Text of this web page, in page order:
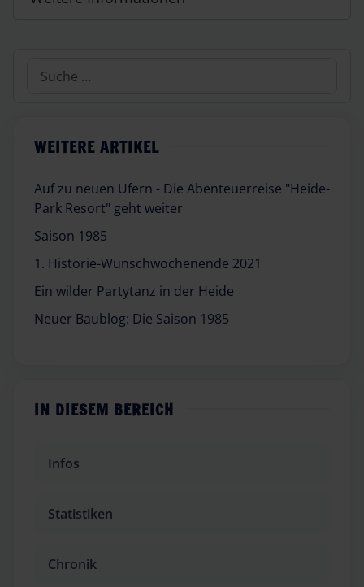
Suchen
WEITERE ARTIKEL
Auf zu neuen Ufern - Die Abenteuerreise "Heide-
Park Resort" geht weiter
Saison 1985
1. Historie-Wunschwochenende 2021
Ein wilder Partytanz in der Heide
Neuer Baublog: Die Saison 1985
IN DIESEM BEREICH
Infos
Statistiken
Chronik